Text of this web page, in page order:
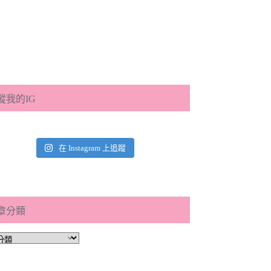
我的IG
在 Instagram 上追蹤
分類